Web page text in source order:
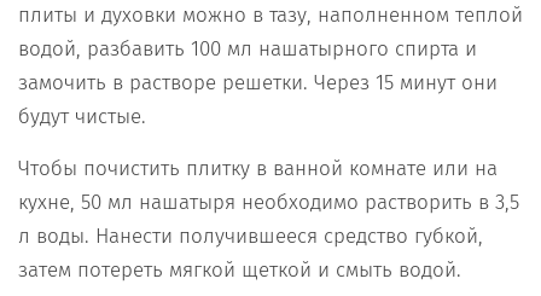
плиты и духовки можно в тазу, наполненном теплой
водой, разбавить 100 мл нашатырного спирта и
замочить в растворе решетки. Через 15 минут они
будут чистые.
Чтобы почистить плитку в ванной комнате или на
кухне, 50 мл нашатыря необходимо растворить в 3,5
л воды. Нанести получившееся средство губкой,
затем потереть мягкой щеткой и смыть водой.